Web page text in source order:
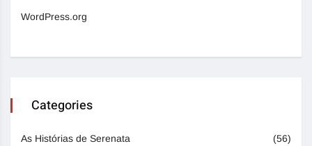
WordPress.org
Categories
As Histórias de Serenata (56)